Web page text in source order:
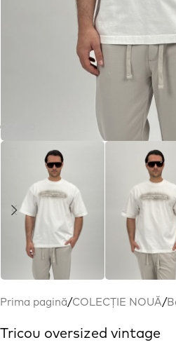
Prima pagină/COLECȚIE NOUĂ/
Tricou oversized vintage